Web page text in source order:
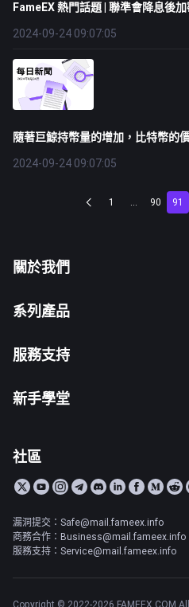
FameEX 熱門話題 | 聯準會降息後
2024-09-24 09:07:05
隨著巨鯨持幣量的增加，比特幣的
2024-09-24 09:07:05
1 ... 90 91
關於我們
系列產品
服務支持
新手學堂
社區
漏洞提交：Safe@mail.fameex.info
商務合作：Business@mail.fameex.info
服務支持：Service@mail.fameex.info
Copyright © 2022-2026 FAMEEX.COM